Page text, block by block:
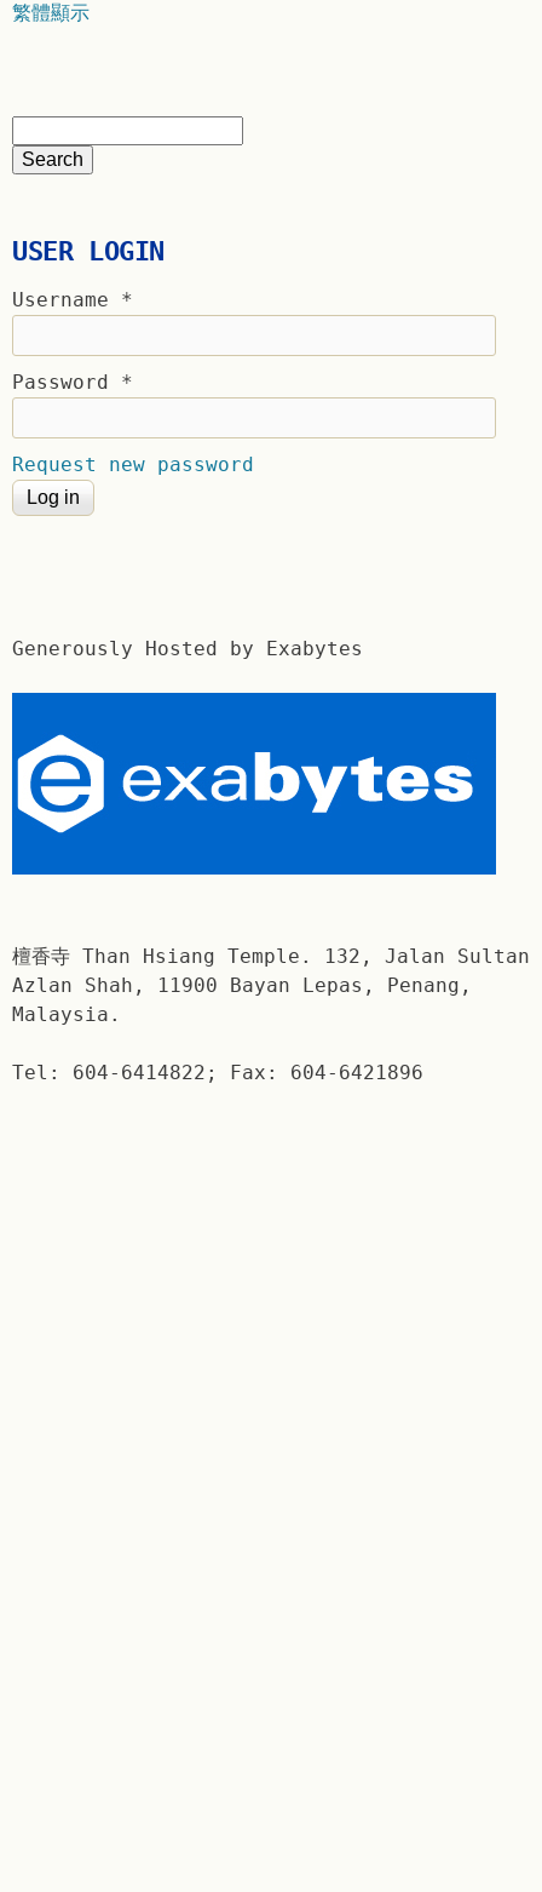
繁體顯示
USER LOGIN
Username *
Password *
Request new password
Generously Hosted by Exabytes
檀香寺 Than Hsiang Temple. 132, Jalan Sultan
Azlan Shah, 11900 Bayan Lepas, Penang,
Malaysia.
Tel: 604-6414822; Fax: 604-6421896